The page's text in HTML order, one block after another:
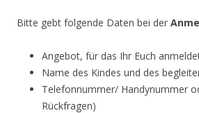
Bitte gebt folgende Daten bei der
Angebot, für das Ihr Euch
Name des Kindes und des
Telefonnummer/ Handynummer
Rückfragen)